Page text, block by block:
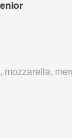
mozzarella,